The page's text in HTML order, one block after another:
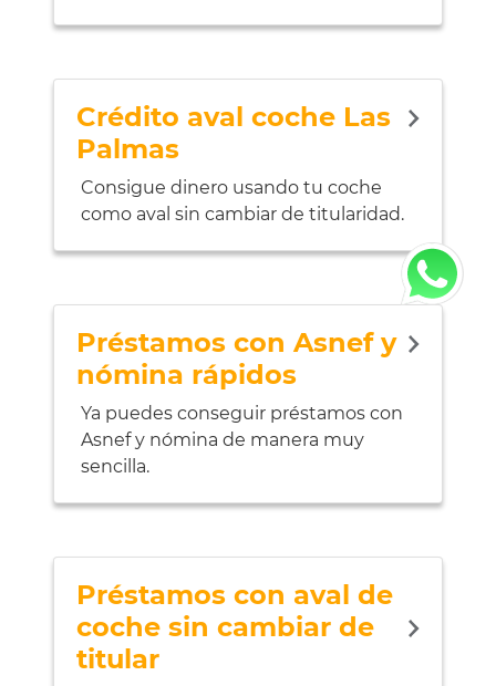
Crédito aval coche Las
Palmas
Consigue dinero usando tu coche
como aval sin cambiar de titularidad.
Préstamos con Asnef y
nómina rápidos
Ya puedes conseguir préstamos con
Asnef y nómina de manera muy
sencilla.
Préstamos con aval de
coche sin cambiar de
titular